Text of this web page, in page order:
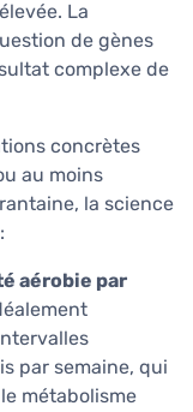
La
de gènes
complexe de
concrètes
au moins
la science
aérobie par
par semaine, qui
métabolisme